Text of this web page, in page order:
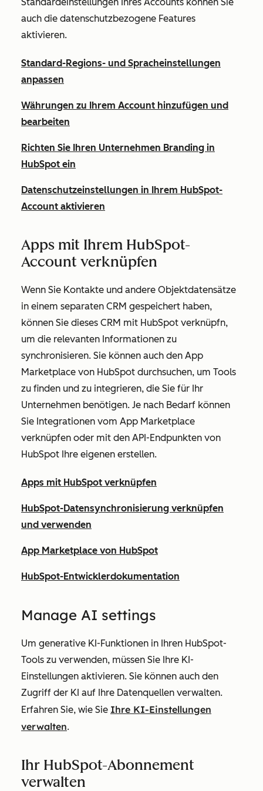
auch die datenschutzbezogene Features
aktivieren.
Standard-Regions- und Spracheinstellungen
anpassen
Währungen zu Ihrem Account hinzufügen und
bearbeiten
Richten Sie Ihren Unternehmen Branding in
HubSpot ein
Datenschutzeinstellungen in Ihrem HubSpot-
Account aktivieren
Apps mit Ihrem HubSpot-
Account verknüpfen
Wenn Sie Kontakte und andere Objektdatensätze
in einem separaten CRM gespeichert haben,
können Sie dieses CRM mit HubSpot verknüpfn,
um die relevanten Informationen zu
synchronisieren. Sie können auch den App
Marketplace von HubSpot durchsuchen, um Tools
zu finden und zu integrieren, die Sie für Ihr
Unternehmen benötigen. Je nach Bedarf können
Sie Integrationen vom App Marketplace
verknüpfen oder mit den API-Endpunkten von
HubSpot Ihre eigenen erstellen.
Apps mit HubSpot verknüpfen
HubSpot-Datensynchronisierung verknüpfen
und verwenden
App Marketplace von HubSpot
HubSpot-Entwicklerdokumentation
Manage AI settings
Um generative KI-Funktionen in Ihren HubSpot-
Tools zu verwenden, müssen Sie Ihre KI-
Einstellungen aktivieren. Sie können auch den
Zugriff der KI auf Ihre Datenquellen verwalten.
Erfahren Sie, wie Sie Ihre KI-Einstellungen
verwalten.
Ihr HubSpot-Abonnement
verwalten